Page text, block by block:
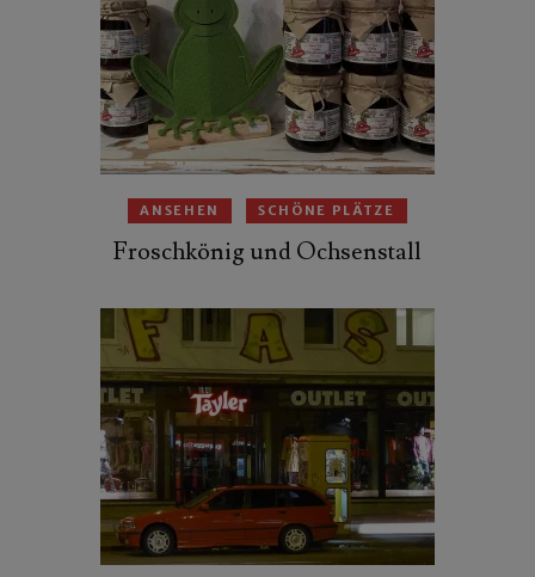
ANSEHEN SCHÖNE PLÄTZE
Froschkönig und Ochsenstall